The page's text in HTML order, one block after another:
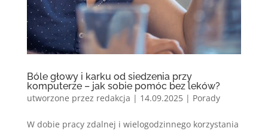
Bóle głowy i karku od siedzenia przy
komputerze – jak sobie pomóc bez leków?
utworzone przez redakcja | 14.09.2025| Porady
W dobie pracy zdalnej i wielogodzinnego korzystania